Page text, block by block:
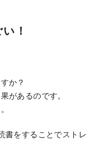
！
か？
があるのです。
をすることでストレ